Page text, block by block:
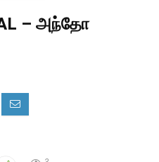
– அந்தோ